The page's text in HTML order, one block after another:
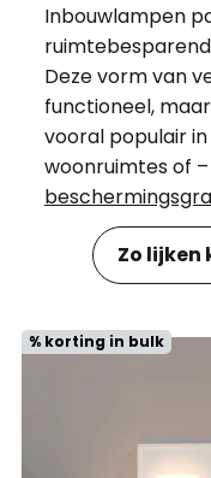
Inbouwlampen
Deze vorm van
functioneel,
vooral populair
woonruimtes of
Zo lijken
% korting in bulk